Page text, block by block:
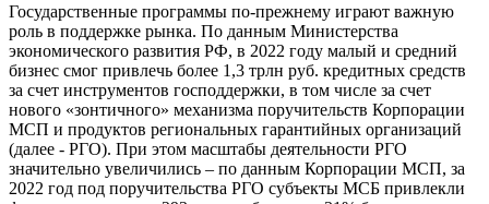
Государственные программы по-прежнему играют важную
роль в поддержке рынка. По данным Министерства
экономического развития РФ, в 2022 году малый и средний
бизнес смог привлечь более 1,3 трлн руб. кредитных средств
за счет инструментов господдержки, в том числе за счет
нового «зонтичного» механизма поручительств Корпорации
МСП и продуктов региональных гарантийных организаций
(далее - РГО). При этом масштабы деятельности РГО
значительно увеличились – по данным Корпорации МСП, за
2022 год под поручительства РГО субъекты МСБ привлекли